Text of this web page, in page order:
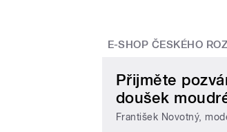
E-SHOP ČESKÉHO
Přijměte
doušek
František Novotný,